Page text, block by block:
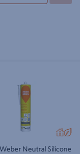
Neutral Silicone